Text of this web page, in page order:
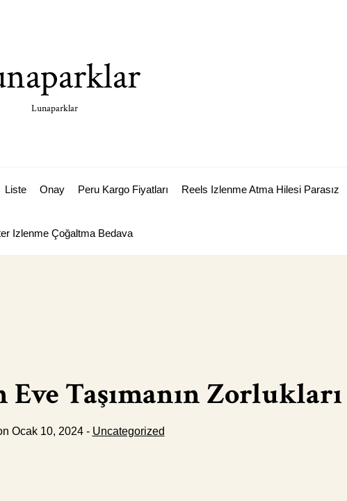
Lunaparklar
Liste Onay Peru Kargo Fiyatları Reels Izlenme Atma Hilesi Parasız
Izlenme Çoğaltma Bedava
Eve Taşımanın Zorlukları
Ocak 10, 2024 - Uncategorized